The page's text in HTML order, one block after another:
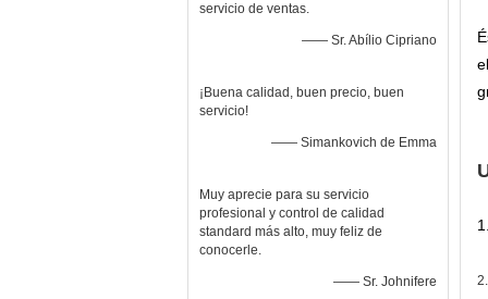
servicio de ventas.
—— Sr. Abílio Cipriano
¡Buena calidad, buen precio, buen
servicio!
—— Simankovich de Emma
Muy aprecie para su servicio
profesional y control de calidad
standard más alto, muy feliz de
conocerle.
—— Sr. Johnifere 2.